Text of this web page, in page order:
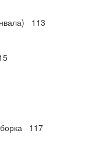
113
117